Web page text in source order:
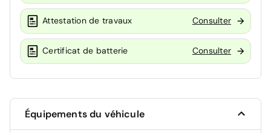
Attestation de travaux Consulter
Certificat de batterie Consulter
Équipements du véhicule